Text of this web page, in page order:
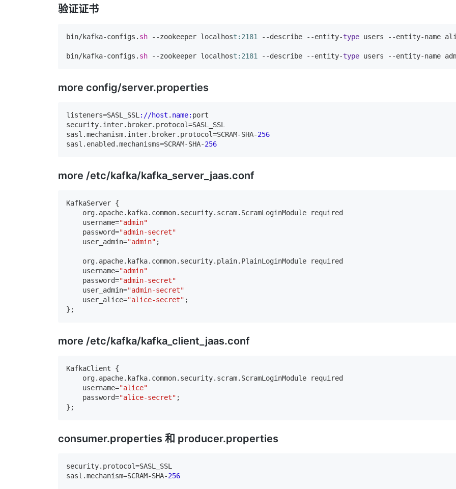
验证证书
bin/kafka-configs. sh --zookeeper localhost:2181 --describe --entity-type users --entity-name
bin/kafka-configs. sh --zookeeper localhost:2181 --describe --entity-type
more config/server.properties
listeners=SASL_SSL ://host . name: port
security.inter.broker.protocol=SASL_SSL
sasl.mechanism.inter.broker.protocol=SCRAM-SHA-256
sasl.enabled.mechanisms=SCRAM-SHA-256
more /etc/kafka/kafka_server_jaas.conf
KafkaServer {
    org.apache.kafka.common.security.scram.ScramLoginModule required
    username=
"admin"
    password=
"admin-secret"
    user_admin=
"admin" ;
    org.apache.kafka.common.security.plain.PlainLoginModule required
    username=
"admin"
    password=
"admin-secret"
    user_admin=
"admin-secret"
    user_alice=
"alice-secret" ;
more /etc/kafka/kafka_client_jaas.conf
KafkaClient {
    org.apache.kafka.common.security.scram.ScramLoginModule required
    username=
"alice"
    password=
"alice-secret" ;
consumer.properties 和 producer.properties
security.protocol=SASL_SSL
sasl.mechanism=SCRAM-SHA-256